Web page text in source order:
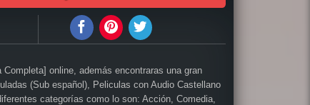
online, además encontraras una gran
(Sub español), Peliculas con Audio Castellano
categorías como lo son: Acción, Comedia,